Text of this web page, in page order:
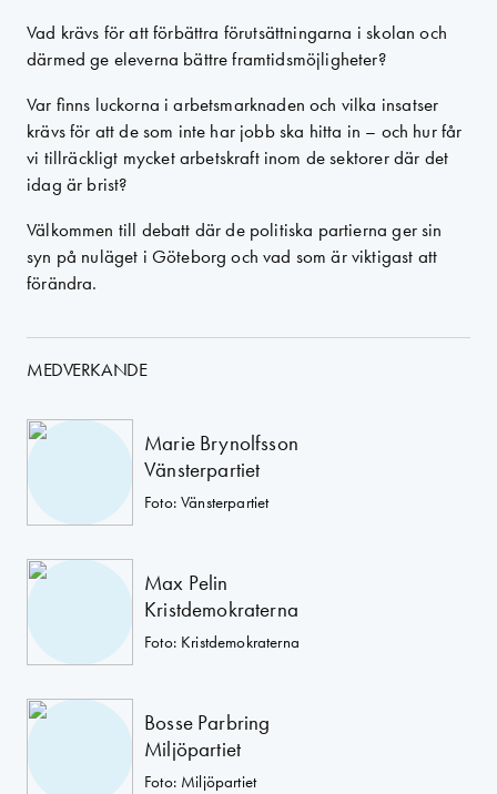
Vad krävs för att förbättra förutsättningarna i skolan och
därmed ge eleverna bättre framtidsmöjligheter?
Var finns luckorna i arbetsmarknaden och vilka insatser
krävs för att de som inte har jobb ska hitta in – och hur får
vi tillräckligt mycket arbetskraft inom de sektorer där det
idag är brist?
Välkommen till debatt där de politiska partierna ger sin
syn på nuläget i Göteborg och vad som är viktigast att
förändra.
MEDVERKANDE
Marie Brynolfsson
Vänsterpartiet
Foto: Vänsterpartiet
Max Pelin
Kristdemokraterna
Foto: Kristdemokraterna
Bosse Parbring
Miljöpartiet
Foto: Miljöpartiet